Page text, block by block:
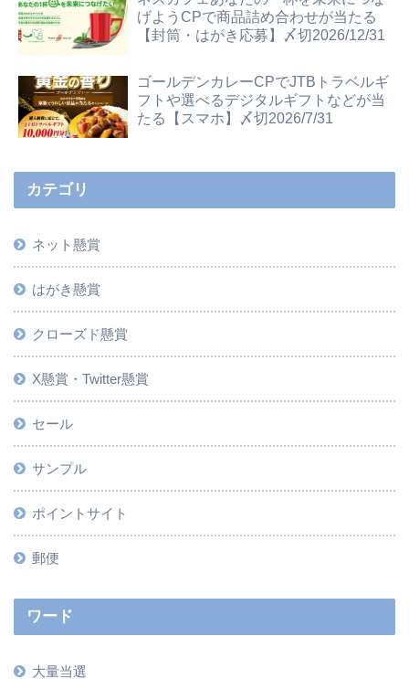
げようCPで商品詰め合わせが当たる
【封筒・はがき応募】〆切2026/12/31
ゴールデンカレーCPでJTBトラベルギ
フトや選べるデジタルギフトなどが当
たる【スマホ】〆切2026/7/31
カテゴリ
ネット懸賞
はがき懸賞
クローズド懸賞
X懸賞・Twitter懸賞
セール
サンプル
ポイントサイト
郵便
ワード
大量当選